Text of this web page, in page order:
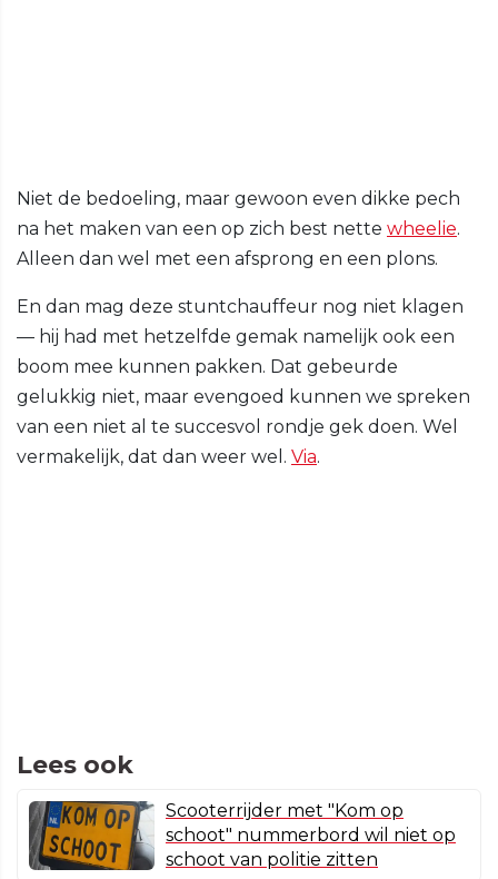
Niet de bedoeling, maar gewoon even dikke pech
na het maken van een op zich best nette wheelie.
Alleen dan wel met een afsprong en een plons.
En dan mag deze stuntchauffeur nog niet klagen
— hij had met hetzelfde gemak namelijk ook een
boom mee kunnen pakken. Dat gebeurde
gelukkig niet, maar evengoed kunnen we spreken
van een niet al te succesvol rondje gek doen. Wel
vermakelijk, dat dan weer wel. Via.
Lees ook
Scooterrijder met "Kom op
schoot" nummerbord wil niet op
schoot van politie zitten